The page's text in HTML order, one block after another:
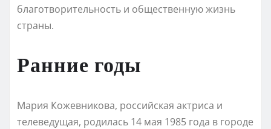
благотворительность и общественную жизнь
страны.
Ранние годы
Мария Кожевникова, российская актриса и
телеведущая, родилась 14 мая 1985 года в городе